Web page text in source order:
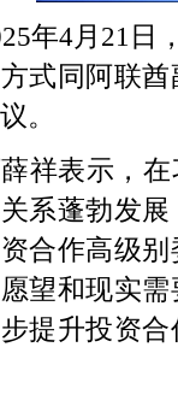
年4月21日
式同阿联
。
祥表示，
系蓬勃发
合作高级
望和现实
提升投资